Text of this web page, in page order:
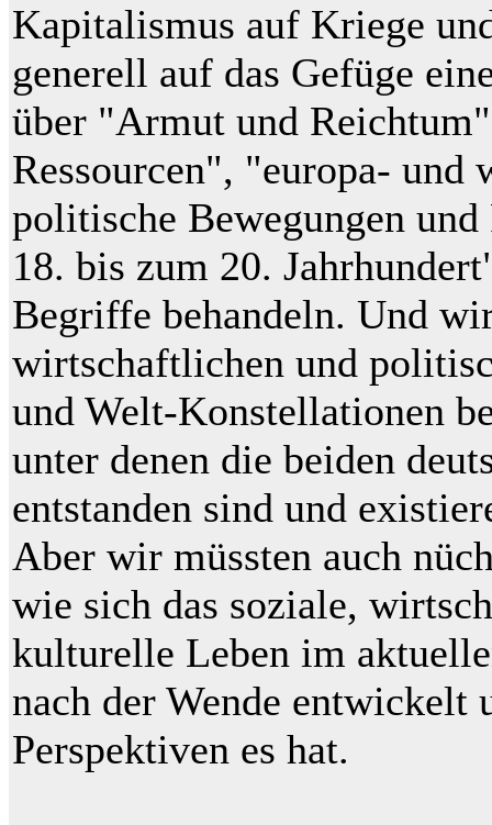
Kapitalismus auf Kriege
generell auf das Gefüge
über "Armut und
Ressourcen", "europa- und
politische Bewegungen
18. bis zum 20.
Begriffe behandeln. Und
wirtschaftlichen und
und Welt-Konstellationen
unter denen die beiden
entstanden sind und
Aber wir müssten auch
wie sich das soziale,
kulturelle Leben im
nach der Wende entwickelt
Perspektiven es hat.